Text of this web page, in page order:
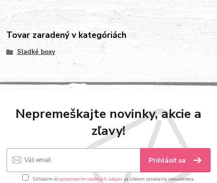
Tovar zaradený v kategóriách
Sladké boxy
Nepremeškajte novinky, akcie a
zľavy!
Prihlásiť sa
Súhlasím sospracovaním osobných údajov za účelom zasielania newslettera.